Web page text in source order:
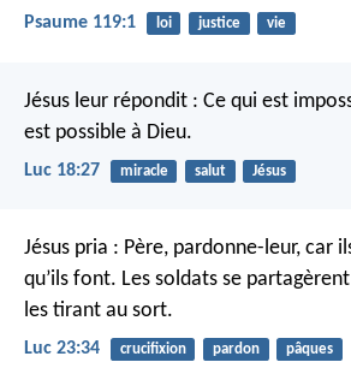
Psaume 119:1 loi justice vie
Jésus leur répondit : Ce qui est
est possible à Dieu.
Luc 18:27 miracle salut Jésus
Jésus pria : Père, pardonne-leur, car
qu’ils font. Les soldats se
les tirant au sort.
Luc 23:34 crucifixion pardon pâques